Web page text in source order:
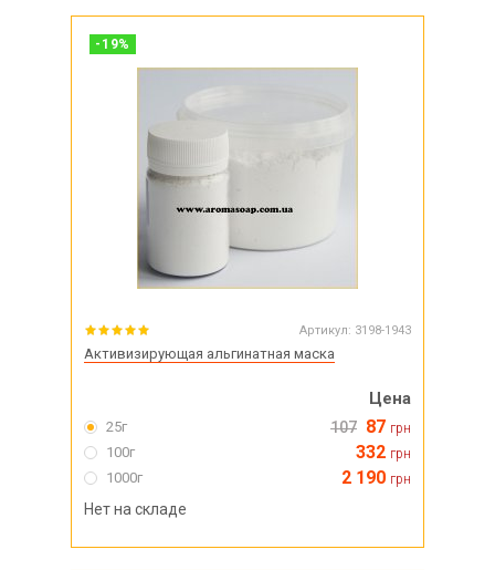
- 19%
Артикул: 3198-1943
Активизирующая альгинатная маска
Цена
25г 107 87 грн
100г 332 грн
1000г 2 190 грн
Нет на складе